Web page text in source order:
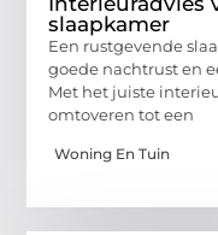
slaapkamer
Een rustgevende
goede nachtrust en
Met het juiste
omtoveren tot een
Woning En Tuin